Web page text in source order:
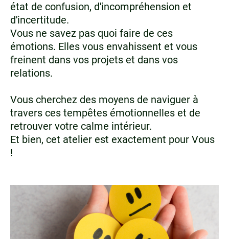
état de confusion, d'incompréhension et
d'incertitude.
Vous ne savez pas quoi faire de ces
émotions. Elles vous envahissent et vous
freinent dans vos projets et dans vos
relations.
Vous cherchez des moyens de naviguer à
travers ces tempêtes émotionnelles et de
retrouver votre calme intérieur.
Et bien, cet atelier est exactement pour Vous
!